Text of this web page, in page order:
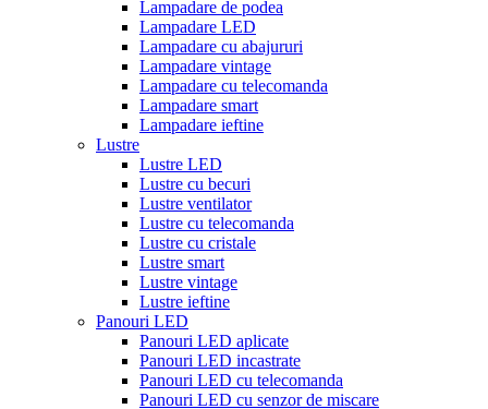
Lampadare de podea
Lampadare LED
Lampadare cu abajururi
Lampadare vintage
Lampadare cu telecomanda
Lampadare smart
Lampadare ieftine
Lustre
Lustre LED
Lustre cu becuri
Lustre ventilator
Lustre cu telecomanda
Lustre cu cristale
Lustre smart
Lustre vintage
Lustre ieftine
Panouri LED
Panouri LED aplicate
Panouri LED incastrate
Panouri LED cu telecomanda
Panouri LED cu senzor de miscare